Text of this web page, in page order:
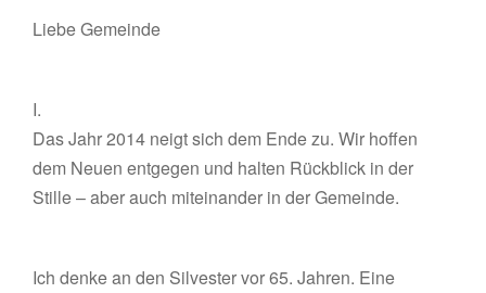
Liebe Gemeinde
I.
Das Jahr 2014 neigt sich dem Ende zu. Wir hoffen
dem Neuen entgegen und halten Rückblick in der
Stille – aber auch miteinander in der Gemeinde.
Ich denke an den Silvester vor 65. Jahren. Eine